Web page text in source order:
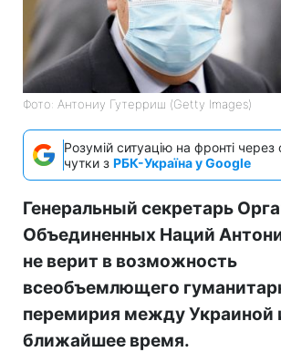
Фото: Антониу Гутерриш (Getty Images)
Розумій ситуацію на фронті
чутки з РБК-Україна у Google
Генеральный секретарь
Объединенных Наций
не верит в возможность
всеобъемлющего
перемирия между Украиной
ближайшее время.